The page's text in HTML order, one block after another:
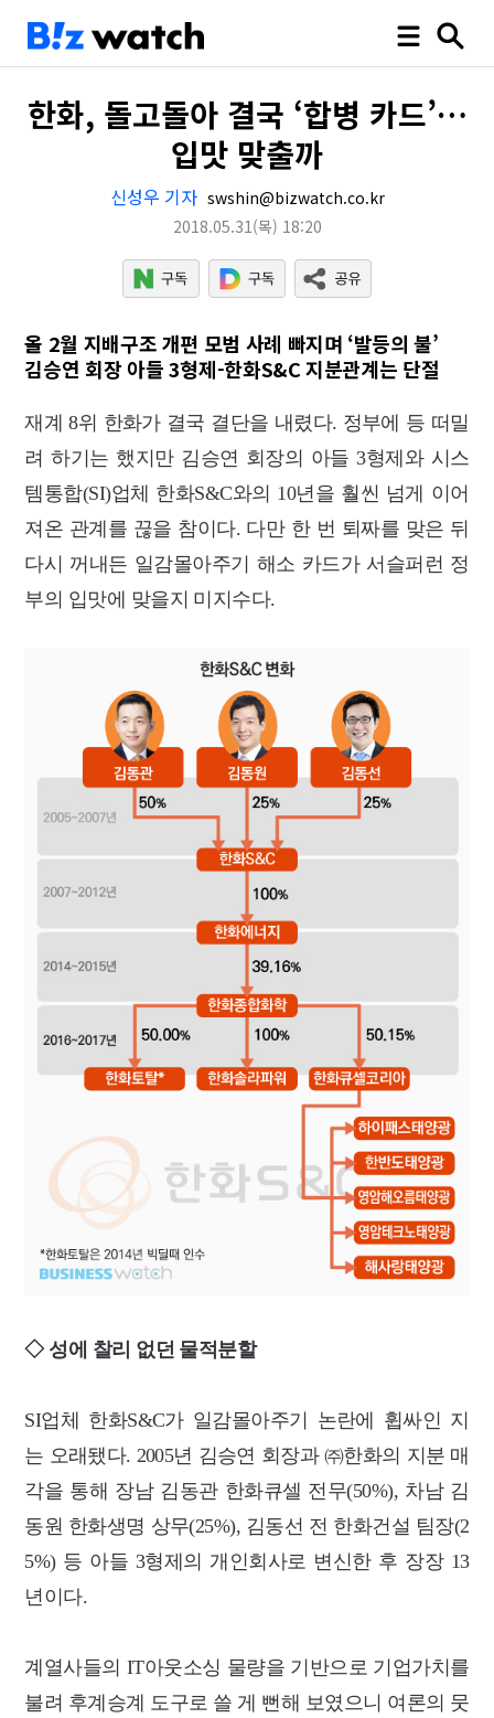
한화, 돌고돌아 결국 ‘합병 카드’…
입맛 맞출까
신성우 기자 swshin@bizwatch.co.kr
2018.05.31(목) 18:20
올 2월 지배구조 개편 모범 사례 빠지며 ‘발등의 불’
김승연 회장 아들 3형제-한화S&C 지분관계는 단절
재계 8위 한화가 결국 결단을 내렸다. 정부에 등 떠밀
려 하기는 했지만 김승연 회장의 아들 3형제와 시스
템통합(SI)업체 한화S&C와의 10년을 훨씬 넘게 이어
져온 관계를 끊을 참이다. 다만 한 번 퇴짜를 맞은 뒤
다시 꺼내든 일감몰아주기 해소 카드가 서슬퍼런 정
부의 입맛에 맞을지 미지수다.
◇ 성에 찰리 없던 물적분할
SI업체 한화S&C가 일감몰아주기 논란에 휩싸인 지
는 오래됐다. 2005년 김승연 회장과 ㈜한화의 지분 매
각을 통해 장남 김동관 한화큐셀 전무(50%), 차남 김
동원 한화생명 상무(25%), 김동선 전 한화건설 팀장(2
5%) 등 아들 3형제의 개인회사로 변신한 후 장장 13
년이다.
계열사들의 IT아웃소싱 물량을 기반으로 기업가치를
불려 후계승계 도구로 쓸 게 뻔해 보였으니 여론의 뭇